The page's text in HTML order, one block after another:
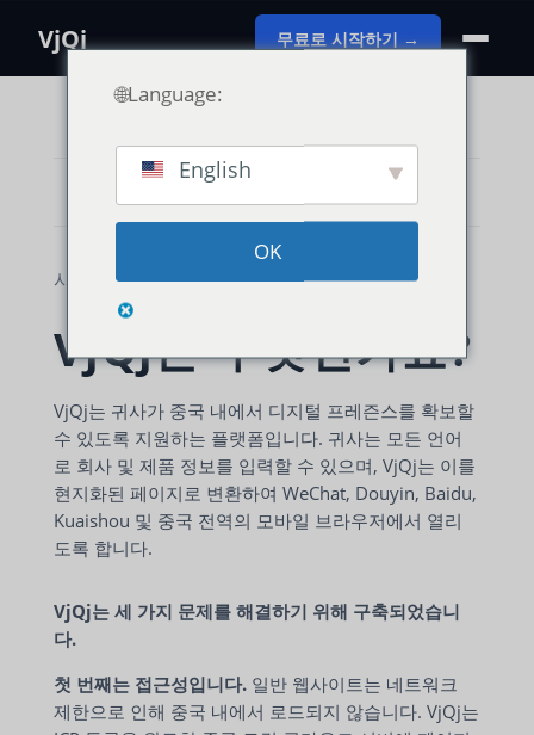
VjQj 무료로 시작하기 →
사용 가이드 VjQj 플랫폼 매뉴얼 시작하기
VjQj는 무엇인가요?
VjQj는 귀사가 중국 내에서 디지털 프레즌스를 확보할
수 있도록 지원하는 플랫폼입니다. 귀사는 모든 언어
로 회사 및 제품 정보를 입력할 수 있으며, VjQj는 이를
현지화된 페이지로 변환하여 WeChat, Douyin, Baidu,
Kuaishou 및 중국 전역의 모바일 브라우저에서 열리
도록 합니다.
VjQj는 세 가지 문제를 해결하기 위해 구축되었습니
다.
첫 번째는 접근성입니다. 일반 웹사이트는 네트워크
제한으로 인해 중국 내에서 로드되지 않습니다. VjQj는
🌐Language:
English
OK